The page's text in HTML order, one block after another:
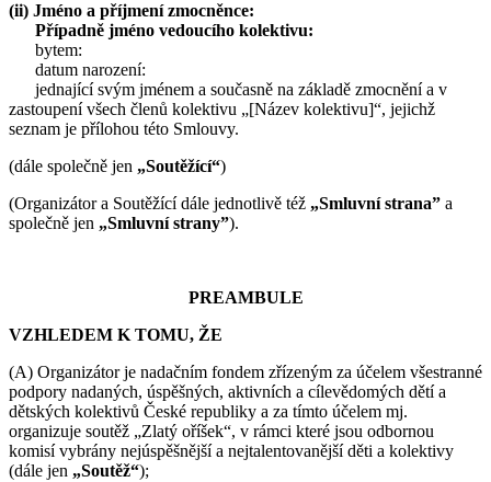
(ii) Jméno a příjmení zmocněnce:
Případně jméno vedoucího kolektivu:
bytem:
datum narození:
jednající svým jménem a současně na základě zmocnění a v
zastoupení všech členů kolektivu „[Název kolektivu]“, jejichž
seznam je přílohou této Smlouvy.
(dále společně jen „Soutěžící“)
(Organizátor a Soutěžící dále jednotlivě též „Smluvní strana” a
společně jen „Smluvní strany”).
PREAMBULE
VZHLEDEM K TOMU, ŽE
(A) Organizátor je nadačním fondem zřízeným za účelem všestranné
podpory nadaných, úspěšných, aktivních a cílevědomých dětí a
dětských kolektivů České republiky a za tímto účelem mj.
organizuje soutěž „Zlatý oříšek“, v rámci které jsou odbornou
komisí vybrány nejúspěšnější a nejtalentovanější děti a kolektivy
(dále jen „Soutěž“);